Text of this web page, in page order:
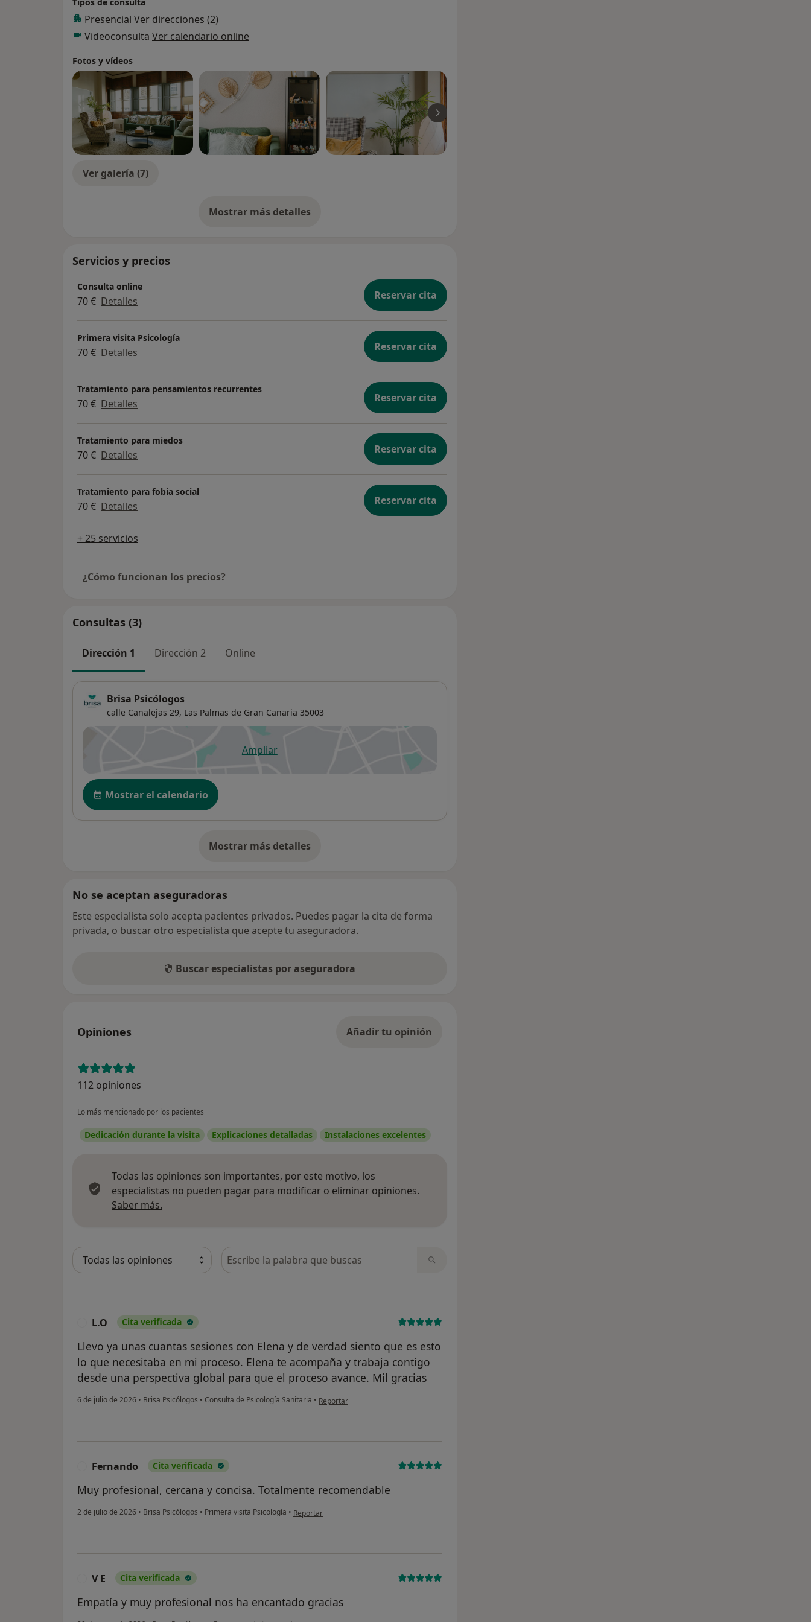
van conociéndose más a si mismas, superándose y creciendo cada día. Poder
acompañar en ese camino único de cada uno me hace sentir muy afortunada, me
ayuda a seguir aprendiendo y sobre todo, es el motor que hace que esté
misma.
Comencé mi experiencia profesional realizando intervención social hace ya más
de 10 años, y durante los últimos años he desarrollado mi experiencia en el
ámbito terapéutico acompañándolo con varias formaciones que me han ayudado
a ampliar mi visión de la psicoterapia.
Pienso que es importante continuar formándome siempre. Es por ello, que he
seguido complementando mi formación:
Máster en Terapia sexual y de pareja (actualmente)
Curso en “Terapia transcultural sistémica”
Prácticum en psicoterapia integradora
"Tu sabes que estás creando tu propio mundo y que tienes PODER INFINITO para
crearlo tal y como lo desees." Shakti Gawain
Presencial Ver direcciones (2)
Videoconsulta Ver calendario online
Fotos y vídeos
Ver galería (7)
Mostrar más detalles
sobre la experiencia
Servicios y precios
Consulta online
70 € Detalles Reservar cita
Primera visita Psicología
70 € Detalles Reservar cita
Tratamiento para pensamientos recurrentes
70 € Detalles Reservar cita
Tratamiento para miedos
70 € Detalles Reservar cita
Tratamiento para fobia social
70 € Detalles Reservar cita
+ 25 servicios
¿Cómo funcionan los precios?
Consultas (3)
Dirección 1 Dirección 2 Online
Brisa Psicólogos
calle Canalejas 29, Las Palmas de Gran Canaria 35003
Ampliarse abre en una nueva pestaña
Disponibilidad
Mostrar el calendario
Mostrar más detalles
sobre la dirección
No se aceptan aseguradoras
Este especialista solo acepta pacientes privados. Puedes pagar la cita de forma
privada, o buscar otro especialista que acepte tu aseguradora.
Buscar especialistas por aseguradora
Opiniones Añadir tu opinión
112 opiniones
Lo más mencionado por los pacientes
Dedicación durante la visita Explicaciones detalladas Instalaciones excelentes
Todas las opiniones son importantes, por este motivo, los
especialistas no pueden pagar para modificar o eliminar opiniones.
Saber más.
Busca en opiniones
L.O Cita verificada
Llevo ya unas cuantas sesiones con Elena y de verdad siento que es esto
lo que necesitaba en mi proceso. Elena te acompaña y trabaja contigo
desde una perspectiva global para que el proceso avance. Mil gracias
6 de julio de 2026 • Brisa Psicólogos • Consulta de Psicología Sanitaria • en opinión del usuario L.O
Reportar
Fernando Cita verificada
Muy profesional, cercana y concisa. Totalmente recomendable
2 de julio de 2026 • Brisa Psicólogos • Primera visita Psicología • en opinión del usuario Fernando
Reportar
V E Cita verificada
Empatía y muy profesional nos ha encantado gracias